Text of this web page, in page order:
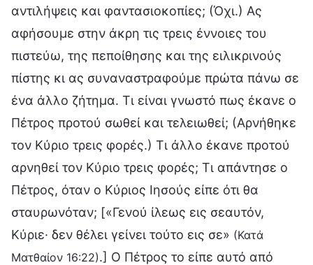
αντιλήψεις και φαντασιοκοπίες; (Όχι.) Ας
αφήσουμε στην άκρη τις τρεις έννοιες του
πιστεύω, της πεποίθησης και της ειλικρινούς
πίστης κι ας συναναστραφούμε πρώτα πάνω σε
ένα άλλο ζήτημα. Τι είναι γνωστό πως έκανε ο
Πέτρος προτού σωθεί και τελειωθεί; (Αρνήθηκε
τον Κύριο τρεις φορές.) Τι άλλο έκανε προτού
αρνηθεί τον Κύριο τρεις φορές; Τι απάντησε ο
Πέτρος, όταν ο Κύριος Ιησούς είπε ότι θα
σταυρωνόταν; [«Γενού ίλεως εις σεαυτόν,
Κύριε· δεν θέλει γείνει τούτο εις σε» (Κατά
Ματθαίον 16:22).] Ο Πέτρος το είπε αυτό από